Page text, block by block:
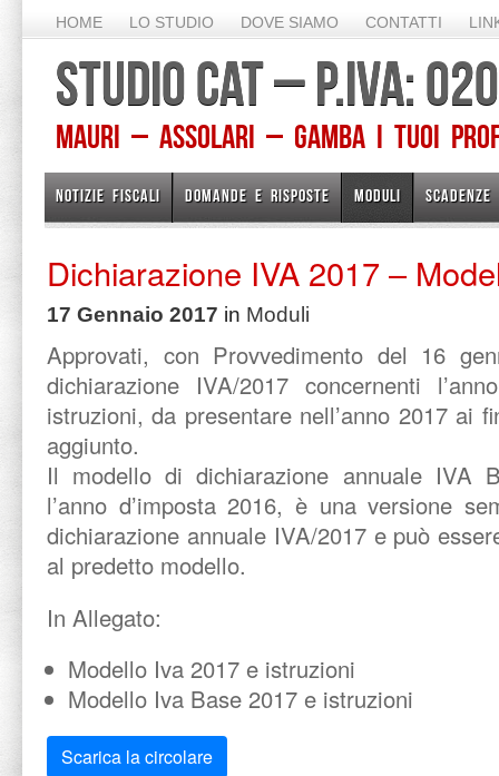
HOME LO STUDIO DOVE SIAMO CONTATTI
STUDIO CAT – P.IVA:
Mauri – Assolari – Gamba I TUOI
NOTIZIE FISCALI DOMANDE E RISPOSTE MODULI SCADENZE
Dichiarazione IVA 2017 –
17 Gennaio 2017 in Moduli
Approvati, con Provvedimento del 16
dichiarazione IVA/2017 concernenti
istruzioni, da presentare nell’anno 2017 ai
aggiunto.
Il modello di dichiarazione annuale IVA
l’anno d’imposta 2016, è una versione
dichiarazione annuale IVA/2017 e può
al predetto modello.
In Allegato:
Modello Iva 2017 e istruzioni
Modello Iva Base 2017 e istruzioni
Scarica la circolare